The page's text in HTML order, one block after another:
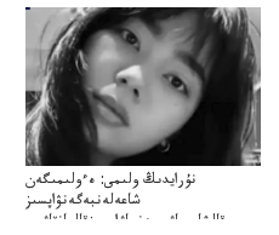
نۇرايدىڭ ولىمى: ەءولىمىگەن
شاعەلەنبەگەنۋاپسىز
قالشاعىماۋىپمەنجاۋاپسىزقالعانقاۋىپ